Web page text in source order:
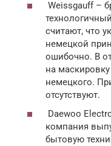
Weissgauff –
считают, что
немецкой
ошибочно. В
на
немецкого.
отсутствуют.
Daewoo
компания
бытовую